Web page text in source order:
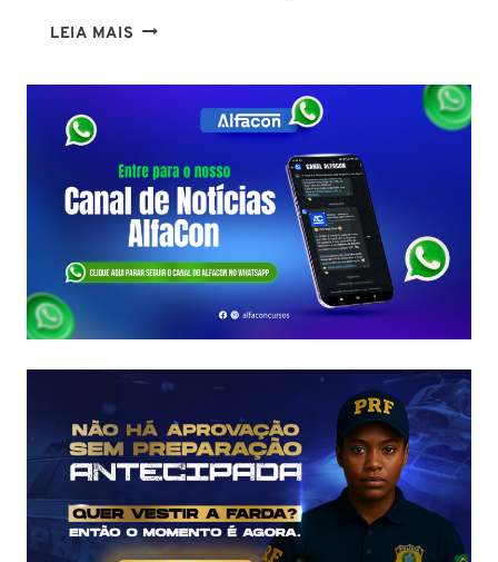
LEIA MAIS CURIOSIDADES
A
DESCUBRA
O
PERFIL
DO
EFETIVO,
LOTAÇÕES
SUA